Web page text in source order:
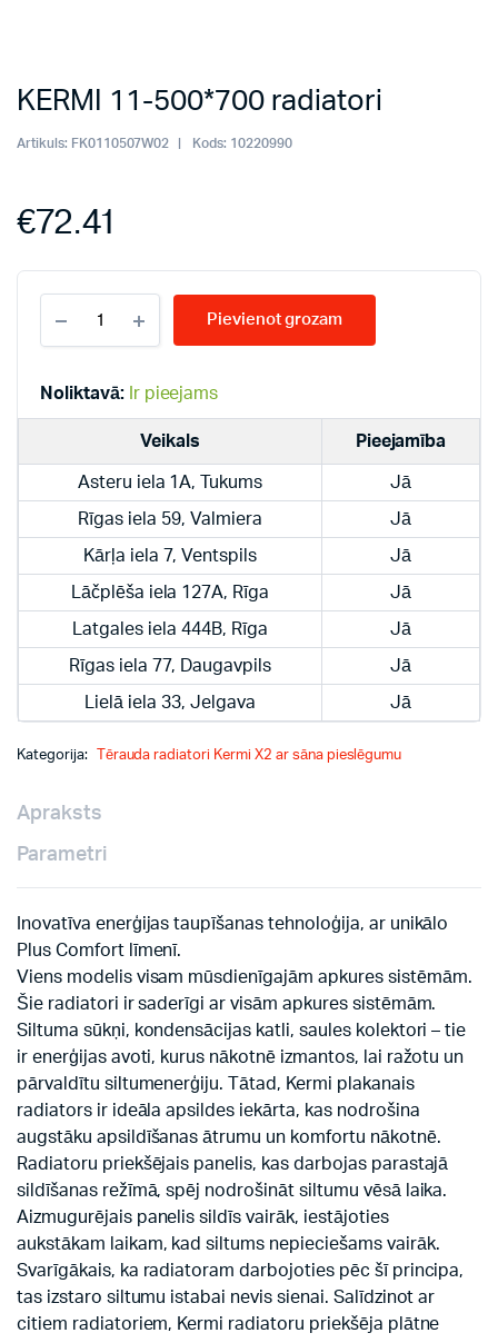
KERMI 11-500*700 radiatori
Artikuls: FK0110507W02 Kods: 10220990
€72.41
500*700
quantity
Pievienot grozam
Noliktavā: Ir pieejams
Veikals Pieejamība
Asteru iela 1A, Tukums Jā
Rīgas iela 59, Valmiera Jā
Kārļa iela 7, Ventspils Jā
Lāčplēša iela 127A, Rīga Jā
Latgales iela 444B, Rīga Jā
Rīgas iela 77, Daugavpils Jā
Lielā iela 33, Jelgava Jā
Kategorija: Tērauda radiatori Kermi X2 ar sāna pieslēgumu
Apraksts
Parametri
Inovatīva enerģijas taupīšanas tehnoloģija, ar unikālo
Plus Comfort līmenī.
Viens modelis visam mūsdienīgajām apkures sistēmām.
Šie radiatori ir saderīgi ar visām apkures sistēmām.
Siltuma sūkņi, kondensācijas katli, saules kolektori – tie
ir enerģijas avoti, kurus nākotnē izmantos, lai ražotu un
pārvaldītu siltumenerģiju. Tātad, Kermi plakanais
radiators ir ideāla apsildes iekārta, kas nodrošina
augstāku apsildīšanas ātrumu un komfortu nākotnē.
Radiatoru priekšējais panelis, kas darbojas parastajā
sildīšanas režīmā, spēj nodrošināt siltumu vēsā laika.
Aizmugurējais panelis sildīs vairāk, iestājoties
aukstākam laikam, kad siltums nepieciešams vairāk.
Svarīgākais, ka radiatoram darbojoties pēc šī principa,
tas izstaro siltumu istabai nevis sienai. Salīdzinot ar
citiem radiatoriem, Kermi radiatoru priekšēja plātne